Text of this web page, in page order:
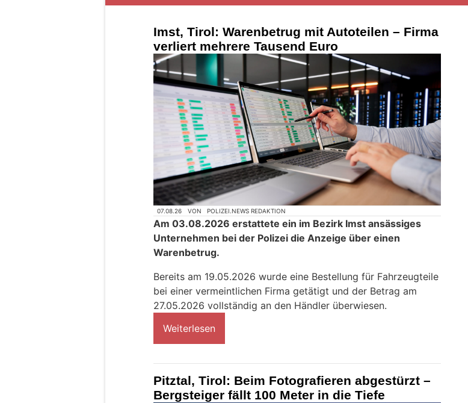
Imst, Tirol: Warenbetrug mit Autoteilen – Firma
verliert mehrere Tausend Euro
07.08.26 VON POLIZEI.NEWS REDAKTION
Am 03.08.2026 erstattete ein im Bezirk Imst ansässiges
Unternehmen bei der Polizei die Anzeige über einen
Warenbetrug.
Bereits am 19.05.2026 wurde eine Bestellung für Fahrzeugteile
bei einer vermeintlichen Firma getätigt und der Betrag am
27.05.2026 vollständig an den Händler überwiesen.
Weiterlesen
Pitztal, Tirol: Beim Fotografieren abgestürzt –
Bergsteiger fällt 100 Meter in die Tiefe